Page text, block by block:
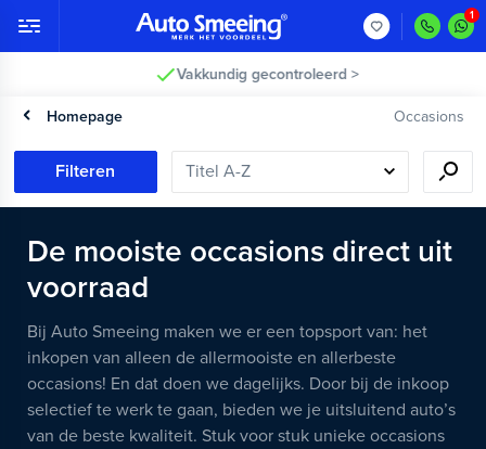
Vakkundig gecontroleerd >
Homepage Occasions
Filteren
De mooiste occasions direct uit
voorraad
Bij Auto Smeeing maken we er een topsport van: het
inkopen van alleen de allermooiste en allerbeste
occasions! En dat doen we dagelijks. Door bij de inkoop
selectief te werk te gaan, bieden we je uitsluitend auto’s
van de beste kwaliteit. Stuk voor stuk unieke occasions